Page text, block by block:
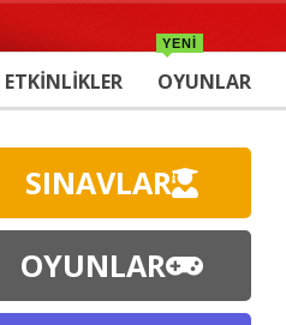
ETKINLIKLER OYUNLAR
YENİ
SINAVLAR
OYUNLAR